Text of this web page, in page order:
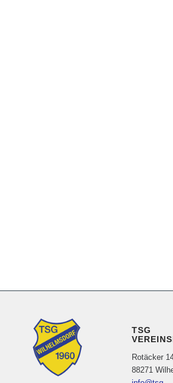
TSG
Rotäcker
88271